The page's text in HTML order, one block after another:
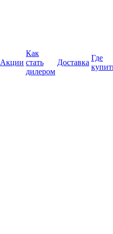
Акции
Как
стать
дилером
Доставка
Где